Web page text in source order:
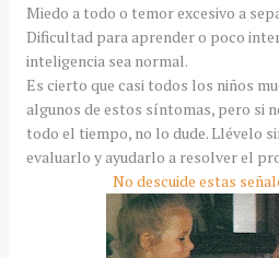
Miedo a todo o temor excesivo a
Dificultad para aprender o poco
inteligencia sea normal.
Es cierto que casi todos los niños
algunos de estos síntomas, pero si
todo el tiempo, no lo dude. Llévelo
evaluarlo y ayudarlo a resolver el
No descuide estas